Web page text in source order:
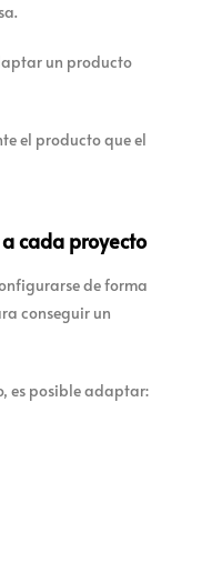
un producto
el producto que el
cada proyecto
de forma
conseguir un
es posible adaptar: